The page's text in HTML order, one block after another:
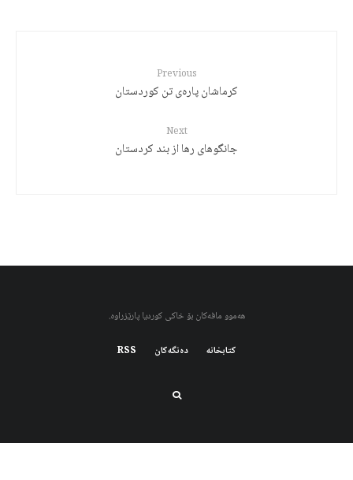
Previous
كرماشان پارەى تن كوردستان
Next
جانگوهای رها از بند کردستان
هەموو مافەکان بۆ خاکی کوردیا پارێزراوە.
کتابخانه دەنگەکان RSS